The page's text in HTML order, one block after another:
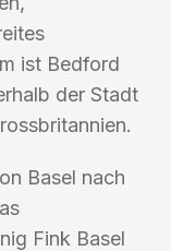
ist Bedford
der Stadt
Basel nach
Fink Basel